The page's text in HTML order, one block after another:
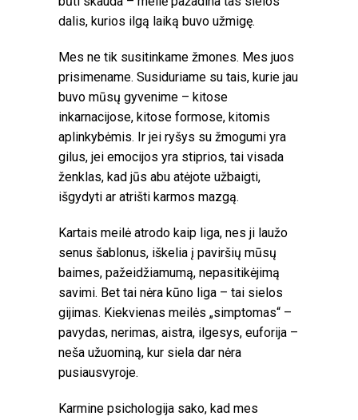
dalis, kurios ilgą laiką buvo užmigę.
Mes ne tik susitinkame žmones. Mes juos
prisimename. Susiduriame su tais, kurie jau
buvo mūsų gyvenime – kitose
inkarnacijose, kitose formose, kitomis
aplinkybėmis. Ir jei ryšys su žmogumi yra
gilus, jei emocijos yra stiprios, tai visada
ženklas, kad jūs abu atėjote užbaigti,
išgydyti ar atrišti karmos mazgą.
Kartais meilė atrodo kaip liga, nes ji laužo
senus šablonus, iškelia į paviršių mūsų
baimes, pažeidžiamumą, nepasitikėjimą
savimi. Bet tai nėra kūno liga – tai sielos
gijimas. Kiekvienas meilės „simptomas“ –
pavydas, nerimas, aistra, ilgesys, euforija –
neša užuominą, kur siela dar nėra
pusiausvyroje.
Karmine psichologija sako, kad mes